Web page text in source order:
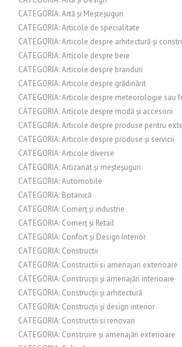
CATEGORIA: Artă și Meșteșuguri
CATEGORIA: Articole de specialitate
CATEGORIA: Articole despre arhitectură și
CATEGORIA: Articole despre bere
CATEGORIA: Articole despre branduri
CATEGORIA: Articole despre grădinărit
CATEGORIA: Articole despre meteorologie sau
CATEGORIA: Articole despre modă și accesorii
CATEGORIA: Articole despre produse pentru
CATEGORIA: Articole despre produse și servicii
CATEGORIA: Articole diverse
CATEGORIA: Artizanat și meșteșuguri
CATEGORIA: Automobile
CATEGORIA: Botanică
CATEGORIA: Comerț și industrie
CATEGORIA: Comerț și Retail
CATEGORIA: Confort și Design Interior
CATEGORIA: Constructii
CATEGORIA: Constructii si amenajari exterioare
CATEGORIA: Construcții și amenajări interioare
CATEGORIA: Construcții și arhitectură
CATEGORIA: Construcții și design interior
CATEGORIA: Constructii si renovari
CATEGORIA: Construire și amenajări exterioare